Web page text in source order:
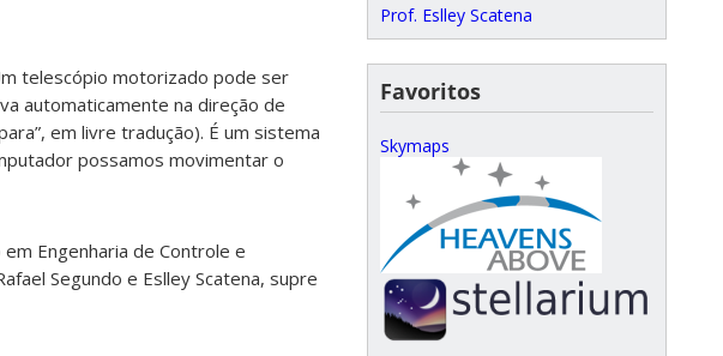
telescópio motorizado pode ser
automaticamente na direção de
em livre tradução). É um sistema
possamos movimentar o
Engenharia de Controle e
Segundo e Eslley Scatena, supre
Prof. Eslley Scatena
Favoritos
Skymaps